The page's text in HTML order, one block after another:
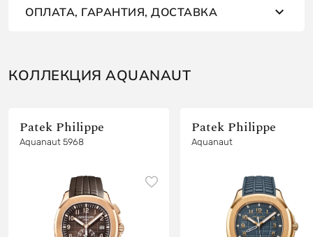
ОПЛАТА, ГАРАНТИЯ, ДОСТАВКА
КОЛЛЕКЦИЯ AQUANAUT
Patek Philippe
Aquanaut 5968
Patek Philippe
Aquanaut